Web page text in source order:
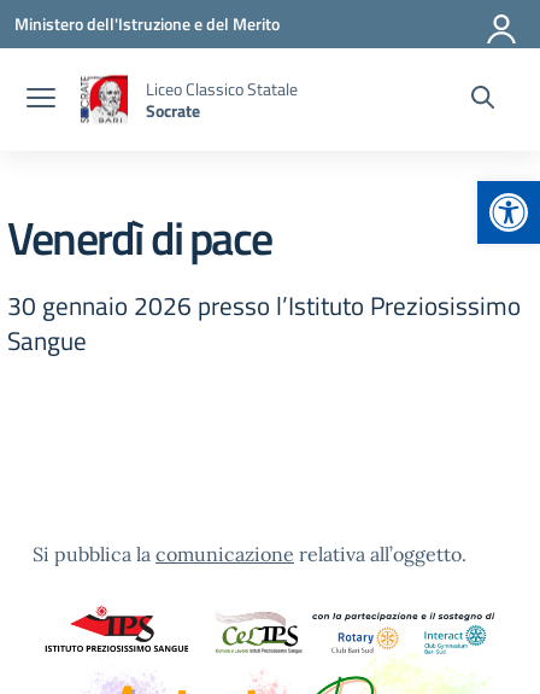
Vai ai contenuti
Vai al menu di navigazione
Vai al footer
Ministero dell'Istruzione e del Merito
Liceo Classico Statale
Socrate
Venerdì di pace
30 gennaio 2026 presso l’Istituto Preziosissimo
Sangue
Si pubblica la comunicazione relativa all’oggetto.